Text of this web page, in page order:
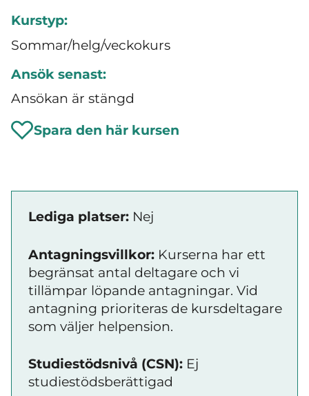
Kurstyp:
Sommar/helg/veckokurs
Ansök senast:
Ansökan är stängd
Spara den här kursen
Lediga platser: Nej
Antagningsvillkor: Kurserna har ett
begränsat antal deltagare och vi
tillämpar löpande antagningar. Vid
antagning prioriteras de kursdeltagare
som väljer helpension.
Studiestödsnivå (CSN): Ej
studiestödsberättigad